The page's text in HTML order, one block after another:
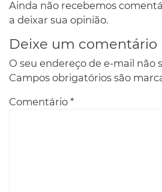
Ainda não recebemos
a deixar sua opinião.
Deixe um comentário
O seu endereço de e-mail não
Campos obrigatórios são
Comentário *